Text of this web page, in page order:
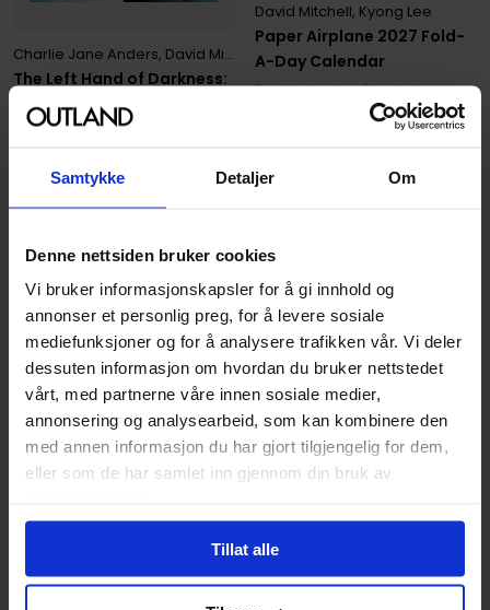
Samtykke Detaljer Om
Denne nettsiden bruker cookies
Vi bruker informasjonskapsler for å gi innhold og
annonser et personlig preg, for å levere sosiale
mediefunksjoner og for å analysere trafikken vår. Vi deler
dessuten informasjon om hvordan du bruker nettstedet
vårt, med partnerne våre innen sosiale medier,
annonsering og analysearbeid, som kan kombinere den
med annen informasjon du har gjort tilgjengelig for dem,
eller som de har samlet inn gjennom din bruk av
Tillat alle
The Left Hand of Darkness:
50th Anniversary Edition
Charlie Jane Anders, David Mitchell , Ursula K. Le Guin
Hainish Cycle Vol. 4
Paper Airplane 2027 Fold-
A-Day Calendar
David Mitchell, Kyong Lee
Bordkalender · Engelsk
David Mitchell,Kyong Lee
57,25 Medlem